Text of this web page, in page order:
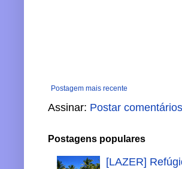
Postagem mais recente
Assinar: Postar
Postagens populares
[LAZER]